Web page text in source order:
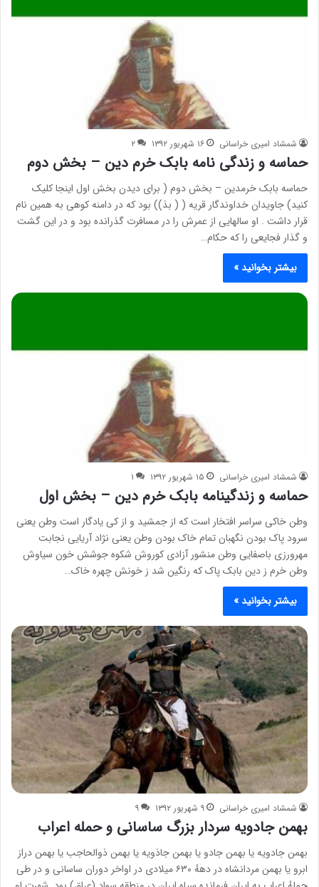
شمشاد امیری خراسانی ۱۶ شهریور ۱۳۹۲ ۲
حماسه و زندگی نامه بابک خرم دین – بخش دوم
حماسه بابک خرمدین – بخش دوم ( برای دیدن بخش اول اینجا کلیک
کنید) جاویدان خداوندگار قریه ( ( بذ)) بود که در دامنه کوهی به همین نام
قرار داشت . او سالهایی از عمرش را در مسافرت گذرانده بود و در این گشت
و گذار فجایعی را که حکام…
بیشتر بخوانید »
شمشاد امیری خراسانی ۱۵ شهریور ۱۳۹۲ ۱
حماسه و زندگینامه بابک خرم دین – بخش اول
وطن خاکی سراسر افتخار است که از جمشید و از کی یادگار است وطن یعنی
سرود پاک بودن نگهبان تمام خاک بودن وطن یعنی نژاد آریایی نجابت
مهرورزی باصفایی وطن منشور آزادی کوروش شکوه جوشش خون سیاوش
وطن خرم ز دین بابک پاک که رنگین شد ز خونش چهره خاک…
بیشتر بخوانید »
شمشاد امیری خراسانی ۹ شهریور ۱۳۹۲ ۹
بهمن جادویه سردار بزرگ ساسانی و حمله اعراب
بهمن جادویه یا بهمن جادو یا بهمن جاذویه یا بهمن ذوالحاجب یا بهمن دراز
ابرو یا بهمن مردانشاه در دههٔ ۶۳۰ میلادی در اواخر دوران ساسانی و در طی